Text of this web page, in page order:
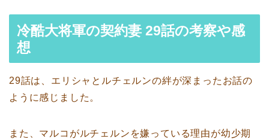
冷酷大将軍の契約妻 29話の考察や感
想
29話は、エリシャとルチェルンの絆が深まったお話の
ように感じました。
また、マルコがルチェルンを嫌っている理由が幼少期